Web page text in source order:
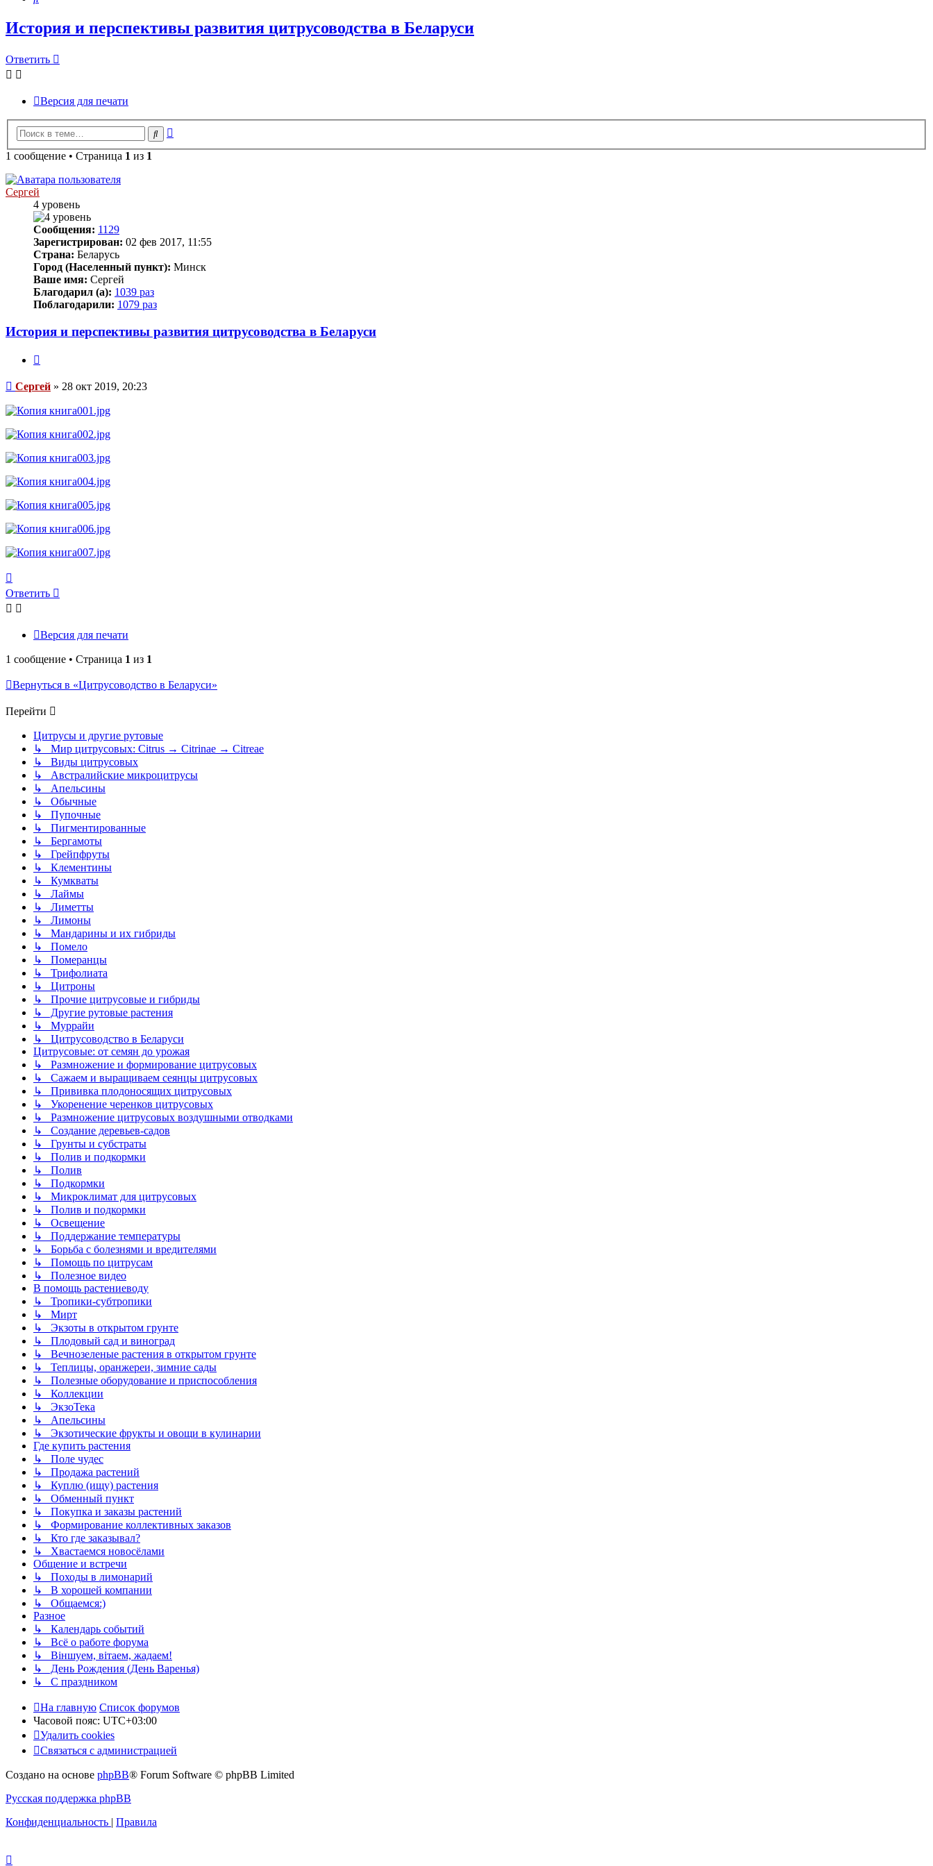
История и перспективы развития цитрусоводства в Беларуси
Ответить
Версия для печати
Поиск
1 сообщение • Страница 1 из 1
Сергей
4 уровень
Сообщения: 1129
Зарегистрирован: 02 фев 2017, 11:55
Страна: Беларусь
Город (Населенный пункт): Минск
Ваше имя: Сергей
Благодарил (а): 1039 раз
Поблагодарили: 1079 раз
История и перспективы развития цитрусоводства в Беларуси
Сообщение
Сергей » 28 окт 2019, 20:23
к
началу
Ответить
Версия для печати
1 сообщение • Страница 1 из 1
Вернуться в «Цитрусоводство в Беларуси»
Перейти
Цитрусы и другие рутовые
↳ Мир цитрусовых: Citrus → Citrinae → Citreae
↳ Виды цитрусовых
↳ Австралийские микроцитрусы
↳ Апельсины
↳ Обычные
↳ Пупочные
↳ Пигментированные
↳ Бергамоты
↳ Грейпфруты
↳ Клементины
↳ Кумкваты
↳ Лаймы
↳ Лиметты
↳ Лимоны
↳ Мандарины и их гибриды
↳ Помело
↳ Померанцы
↳ Трифолиата
↳ Цитроны
↳ Прочие цитрусовые и гибриды
↳ Другие рутовые растения
↳ Муррайи
↳ Цитрусоводство в Беларуси
Цитрусовые: от семян до урожая
↳ Размножение и формирование цитрусовых
↳ Сажаем и выращиваем сеянцы цитрусовых
↳ Прививка плодоносящих цитрусовых
↳ Укоренение черенков цитрусовых
↳ Размножение цитрусовых воздушными отводками
↳ Создание деревьев-садов
↳ Грунты и субстраты
↳ Полив и подкормки
↳ Полив
↳ Подкормки
↳ Микроклимат для цитрусовых
↳ Полив и подкормки
↳ Освещение
↳ Поддержание температуры
↳ Борьба с болезнями и вредителями
↳ Помощь по цитрусам
↳ Полезное видео
В помощь растениеводу
↳ Тропики-субтропики
↳ Мирт
↳ Экзоты в открытом грунте
↳ Плодовый сад и виноград
↳ Вечнозеленые растения в открытом грунте
↳ Теплицы, оранжереи, зимние сады
↳ Полезные оборудование и приспособления
↳ Коллекции
↳ ЭкзоТека
↳ Апельсины
↳ Экзотические фрукты и овощи в кулинарии
Где купить растения
↳ Поле чудес
↳ Продажа растений
↳ Куплю (ищу) растения
↳ Обменный пункт
↳ Покупка и заказы растений
↳ Формирование коллективных заказов
↳ Кто где заказывал?
↳ Хвастаемся новосёлами
Общение и встречи
↳ Походы в лимонарий
↳ В хорошей компании
↳ Общаемся:)
Разное
↳ Календарь событий
↳ Всё о работе форума
↳ Віншуем, вітаем, жадаем!
↳ День Рождения (День Варенья)
↳ С праздником
На главную Список форумов
Часовой пояс: UTC+03:00
Удалить cookies
Связаться с администрацией
Создано на основе phpBB® Forum Software © phpBB Limited
Русская поддержка phpBB
Конфиденциальность | Правила